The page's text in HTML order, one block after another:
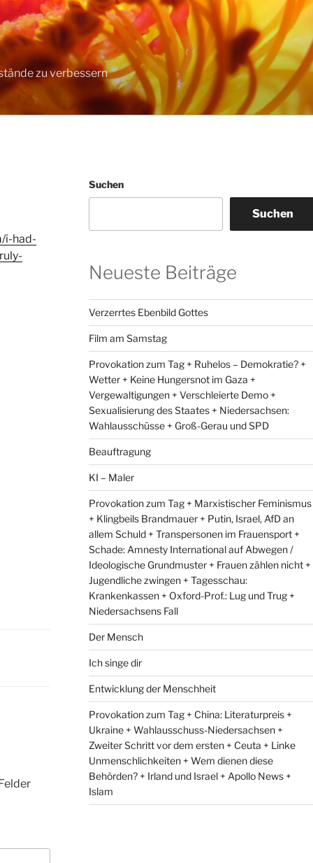
zu verbessern
i-had-
Suchen
Suchen
Neueste Beiträge
Verzerrtes Ebenbild Gottes
Film am Samstag
Provokation zum Tag + Ruhelos – Demokratie? +
Wetter + Keine Hungersnot im Gaza +
Vergewaltigungen + Verschleierte Demo +
Sexualisierung des Staates + Niedersachsen:
Wahlausschüsse + Groß-Gerau und SPD
Beauftragung
KI – Maler
Provokation zum Tag + Marxistischer Feminismus
+ Klingbeils Brandmauer + Putin, Israel, AfD an
allem Schuld + Transpersonen im Frauensport +
Schade: Amnesty International auf Abwegen /
Ideologische Grundmuster + Frauen zählen nicht +
Jugendliche zwingen + Tagesschau:
Krankenkassen + Oxford-Prof.: Lug und Trug +
Niedersachsens Fall
Der Mensch
Ich singe dir
Entwicklung der Menschheit
Provokation zum Tag + China: Literaturpreis +
Ukraine + Wahlausschuss-Niedersachsen +
Zweiter Schritt vor dem ersten + Ceuta + Linke
Unmenschlichkeiten + Wem dienen diese
Behörden? + Irland und Israel + Apollo News +
Islam